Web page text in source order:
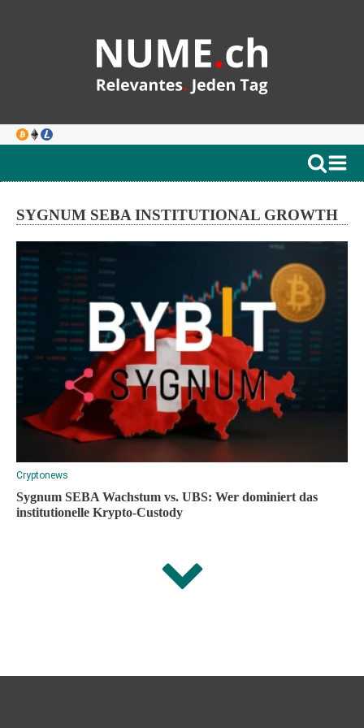
SYGNUM SEBA INSTITUTIONAL GROWTH
Cryptonews
Sygnum SEBA Wachstum vs. UBS: Wer dominiert das
institutionelle Krypto-Custody